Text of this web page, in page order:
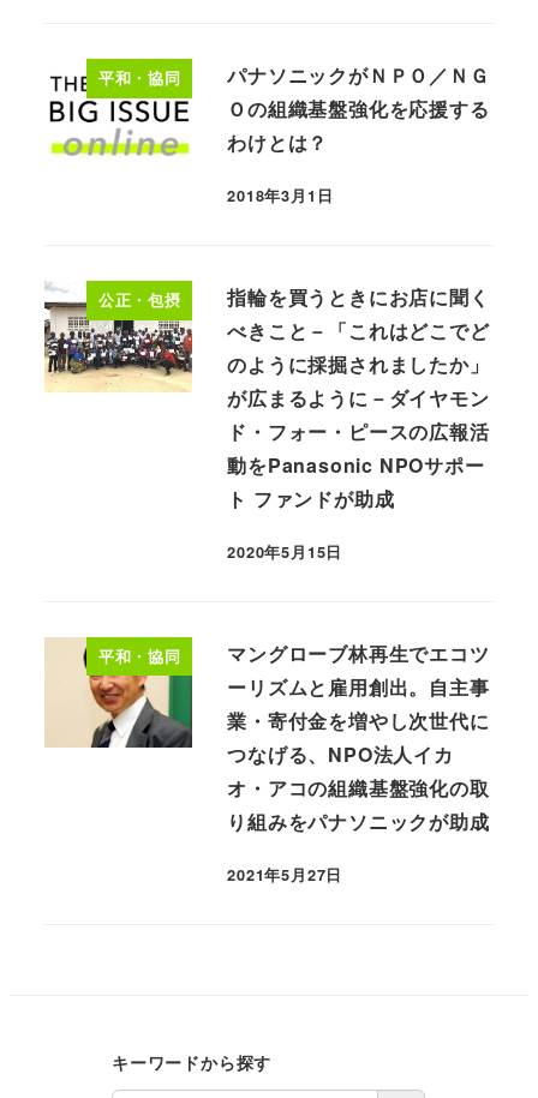
平和・協同
パナソニックがＮＰＯ／ＮＧ
Ｏの組織基盤強化を応援する
わけとは？
2018年3月1日
公正・包摂
指輪を買うときにお店に聞く
べきこと－「これはどこでど
のように採掘されましたか」
が広まるように－ダイヤモン
ド・フォー・ピースの広報活
動をPanasonic NPOサポー
ト ファンドが助成
2020年5月15日
平和・協同
マングローブ林再生でエコツ
ーリズムと雇用創出。自主事
業・寄付金を増やし次世代に
つなげる、NPO法人イカ
オ・アコの組織基盤強化の取
り組みをパナソニックが助成
2021年5月27日
キーワードから探す